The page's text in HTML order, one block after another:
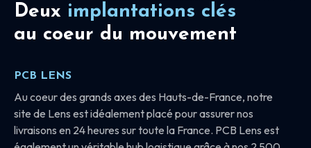
Deux implantations clés
au coeur du mouvement
PCB LENS
Au coeur des grands axes des Hauts-de-France, notre
site de Lens est idéalement placé pour assurer nos
livraisons en 24 heures sur toute la France. PCB Lens est